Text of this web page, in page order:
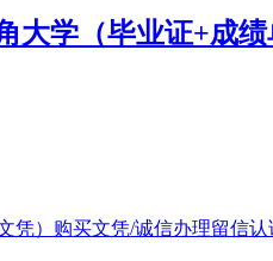
大学（毕业证+成